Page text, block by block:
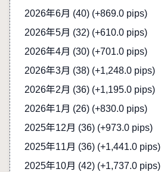
2026年6月 (40) (+869.0 pips)
2026年5月 (32) (+610.0 pips)
2026年4月 (30) (+701.0 pips)
2026年3月 (38) (+1,248.0 pips)
2026年2月 (36) (+1,195.0 pips)
2026年1月 (26) (+830.0 pips)
2025年12月 (36) (+973.0 pips)
2025年11月 (36) (+1,441.0 pips)
2025年10月 (42) (+1,737.0 pips)